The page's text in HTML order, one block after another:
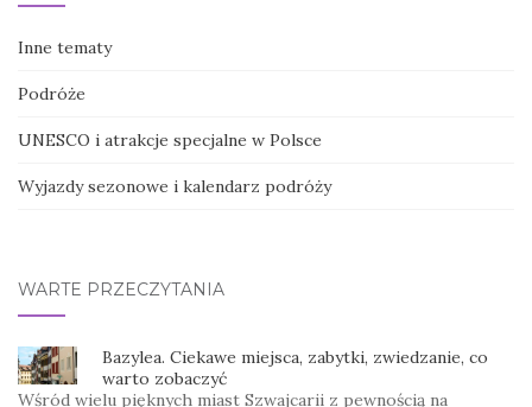
Inne tematy
Podróże
UNESCO i atrakcje specjalne w Polsce
Wyjazdy sezonowe i kalendarz podróży
WARTE PRZECZYTANIA
Bazylea. Ciekawe miejsca, zabytki, zwiedzanie, co
warto zobaczyć
Wśród wielu pięknych miast Szwajcarii z pewnością na